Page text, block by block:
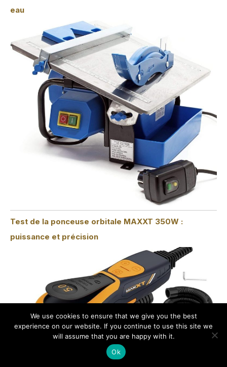
eau
Test de la ponceuse orbitale MAXXT 350W :
puissance et précision
We use cookies to ensure that we give you the best
experience on our website. If you continue to use this site we
will assume that you are happy with it.
Ok